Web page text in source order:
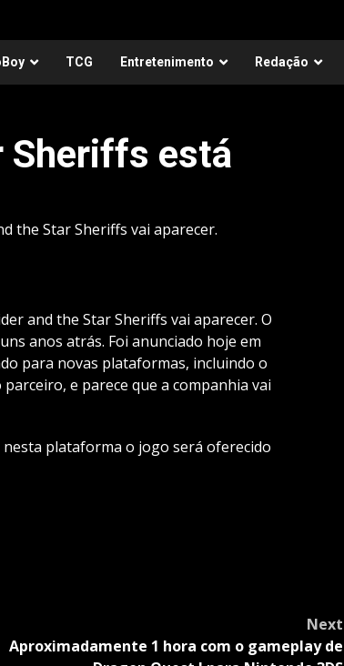
TCG Entretenimento Redação
Sheriffs está
the Star Sheriffs vai aparecer.
and the Star Sheriffs vai aparecer. O
anos atrás. Foi anunciado hoje em
para novas plataformas, incluindo o
e parece que a companhia vai
plataforma o jogo será oferecido
Next
Aproximadamente 1 hora com o gameplay de